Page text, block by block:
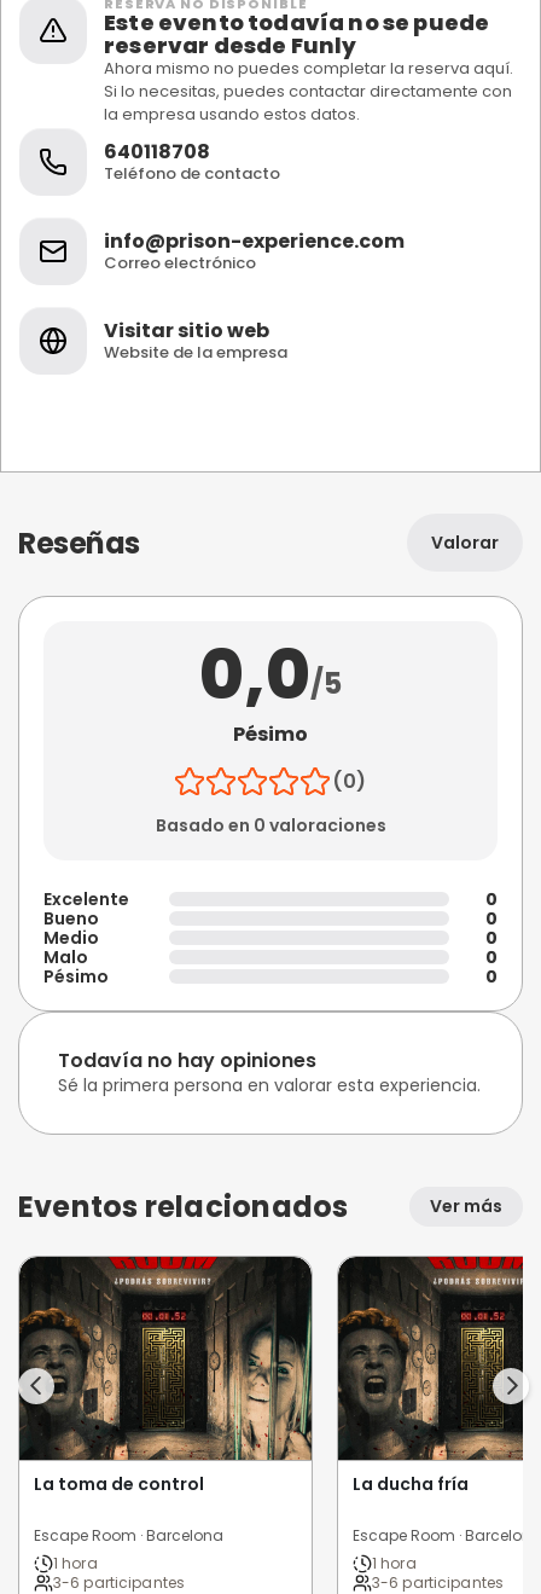
Este evento todavía no se puede
reservar desde Funly
Ahora mismo no puedes completar la reserva aquí.
Si lo necesitas, puedes contactar directamente con
la empresa usando estos datos.
640118708
Teléfono de contacto
info@prison-experience.com
Correo electrónico
Visitar sitio web
Website de la empresa
Reseñas Valorar
0,0/5
Pésimo
(0)
Basado en 0 valoraciones
Excelente
0
Bueno
0
Medio
0
Malo
0
Pésimo
0
Todavía no hay opiniones
Sé la primera persona en valorar esta experiencia.
Eventos relacionados Ver más
La toma de control
Escape Room · Barcelona
1 hora
3-6 participantes
La ducha fría
Escape Room · Barcelona
1 hora
3-6 participantes